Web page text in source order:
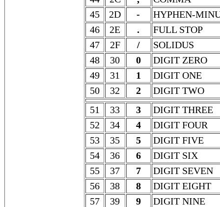
45
2D -
HYPHEN-
46
2E .
FULL STOP
47
2F /
SOLIDUS
48
30 0
DIGIT ZERO
49
31 1
DIGIT ONE
50
32 2
DIGIT TWO
51
33 3
DIGIT THREE
52
34 4
DIGIT FOUR
53
35 5
DIGIT FIVE
54
36 6
DIGIT SIX
55
37 7
DIGIT SEVEN
56
38 8
DIGIT EIGHT
57
39 9
DIGIT NINE